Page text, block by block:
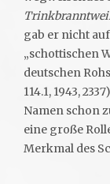
gab er nicht
„schottischen
deutschen
114.1, 1943,
Namen schon
eine große
Merkmal des